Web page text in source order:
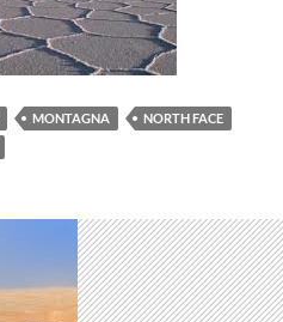
MONTAGNA
NORTH FACE